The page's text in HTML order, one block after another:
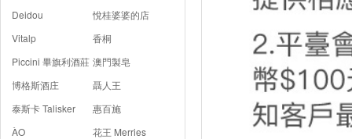
Deidou
悅桂婆婆的店
Vitalp
香桐
Piccini 畢旗利酒莊 澳門製皂
博格斯酒庄
聶人王
泰斯卡 Talisker
惠百施
ÀO
花王 Merries